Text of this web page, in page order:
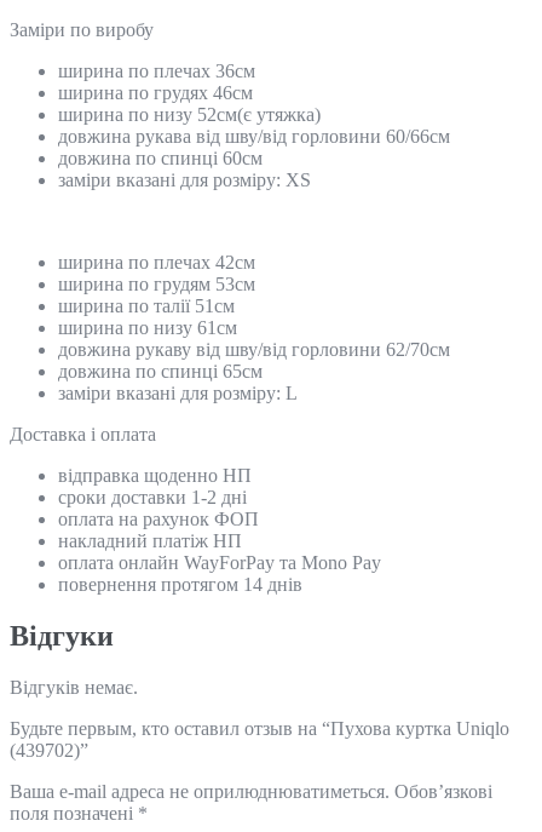
Замiри по виробу
ширина по плечах 36см
ширина по грудях 46см
ширина по низу 52см(є утяжка)
довжина рукава від шву/від горловини 60/66см
довжина по спинці 60см
заміри вказані для розміру: ХS
ширина по плечах 42см
ширина по грудям 53см
ширина по талії 51см
ширина по низу 61см
довжина рукаву від шву/від горловини 62/70см
довжина по спинці 65см
заміри вказані для розміру: L
Доставка і оплата
відправка щоденно НП
сроки доставки 1-2 дні
оплата на рахунок ФОП
накладний платіж НП
оплата онлайн WayForPay та Mono Pay
повернення протягом 14 днів
Відгуки
Відгуків немає.
Будьте первым, кто оставил отзыв на “Пухова куртка Uniqlo
(439702)”
Ваша e-mail адреса не оприлюднюватиметься. Обов’язкові
поля позначені *